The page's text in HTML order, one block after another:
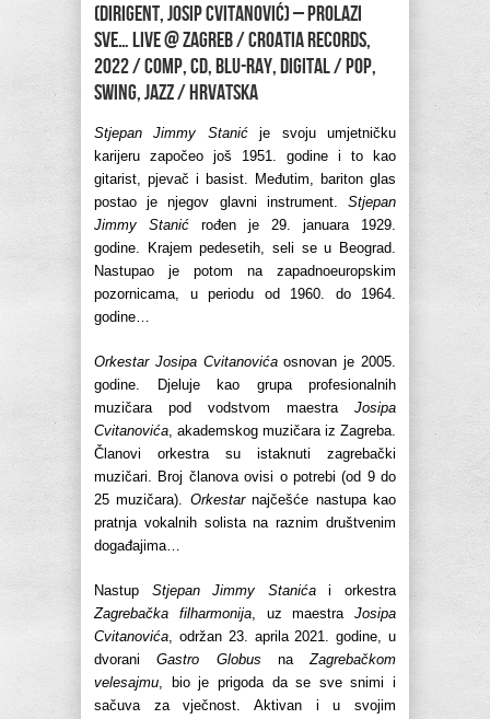
(dirigent, Josip Cvitanović) – Prolazi
sve… Live @ Zagreb / Croatia Records,
2022 / Comp, CD, Blu-ray, digital / pop,
swing, jazz / Hrvatska
Stjepan Jimmy Stanićje svoju umjetničku
karijeru započeo još 1951. godine i to kao
gitarist, pjevač i basist. Međutim, bariton glas
postao je njegov glavni instrument. Stjepan
Jimmy Stanić rođen je 29. januara 1929.
godine. Krajem pedesetih, seli se u Beograd.
Nastupao je potom na zapadnoeuropskim
pozornicama, u periodu od 1960. do 1964.
godine…
Orkestar Josipa Cvitanovićaosnovan je 2005.
godine. Djeluje kao grupa profesionalnih
muzičara pod vodstvom maestra Josipa
Cvitanovića, akademskog muzičara iz Zagreba.
Članovi orkestra su istaknuti zagrebački
muzičari. Broj članova ovisi o potrebi (od 9 do
25 muzičara). Orkestarnajčešće nastupa kao
pratnja vokalnih solista na raznim društvenim
događajima…
Nastup Stjepan Jimmy Stanićai orkestra
Zagrebačka filharmonija, uz maestra Josipa
Cvitanovića, održan 23. aprila 2021. godine, u
dvoraniGastro Globus naZagrebačkom
velesajmu, bio je prigoda da se sve snimi i
sačuva za vječnost. Aktivan i u svojim